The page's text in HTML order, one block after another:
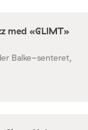
med «GLIMT»
Balke-senteret,